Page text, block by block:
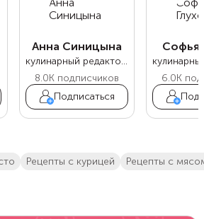
Анна Синицына
кулинарный редактор Food.ru
8.0K подписчиков
Подписаться
Софья
6.0K
Рецепты с курицей Рецепты с